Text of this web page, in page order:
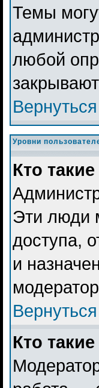
Темы
любой
Уровни
Кто
Эти люди
доступа,
и
Кто